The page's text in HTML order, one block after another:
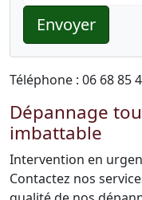
Envoyer
Téléphone : 06 68 85
Dépannage
imbattable
Intervention en
Contactez nos